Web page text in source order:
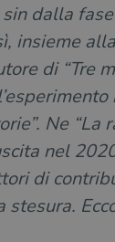
dalla
insieme
di “Tre
Ne “La
nel
di